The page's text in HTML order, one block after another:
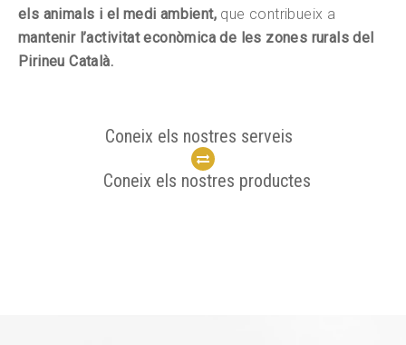
els animals i el medi ambient, que contribueix a
mantenir l’activitat econòmica de les zones rurals del
Pirineu Català.
Coneix els nostres serveis
Coneix els nostres productes